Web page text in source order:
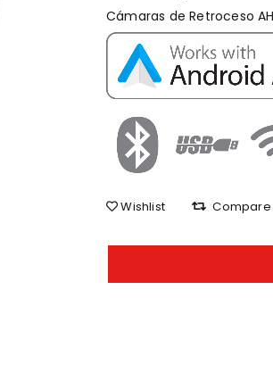
Cámaras de Retroceso
Wishlist Compare